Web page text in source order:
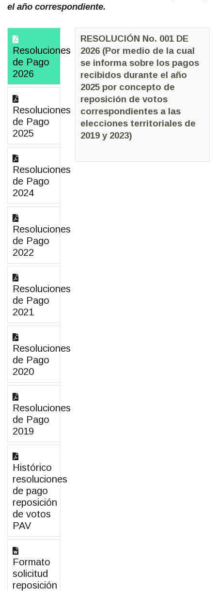
el año correspondiente.
Resoluciones
de Pago
2026
Resoluciones
de Pago
2025
Resoluciones
de Pago
2024
Resoluciones
de Pago
2022
Resoluciones
de Pago
2021
Resoluciones
de Pago
2020
Resoluciones
de Pago
2019
Histórico
resoluciones
de pago
reposición
de votos
PAV
Formato
solicitud
reposición
RESOLUCIÓN No. 001 DE
2026 (Por medio de la cual
se informa sobre los pagos
recibidos durante el año
2025 por concepto de
reposición de votos
correspondientes a las
elecciones territoriales de
2019 y 2023)